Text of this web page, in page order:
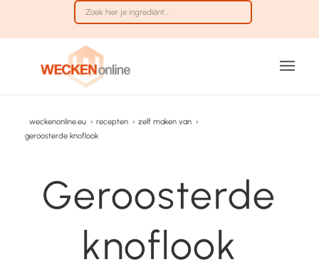
weckenonline.eu › recepten › zelf maken van ›
geroosterde knoflook
Geroosterde
knoflook